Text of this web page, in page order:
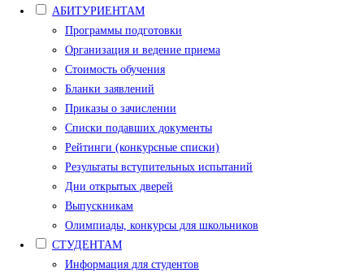
АБИТУРИЕНТАМ
Программы подготовки
Организация и ведение приема
Стоимость обучения
Бланки заявлений
Приказы о зачислении
Списки подавших документы
Рейтинги (конкурсные списки)
Результаты вступительных испытаний
Дни открытых дверей
Выпускникам
Олимпиады, конкурсы для школьников
СТУДЕНТАМ
Информация для студентов